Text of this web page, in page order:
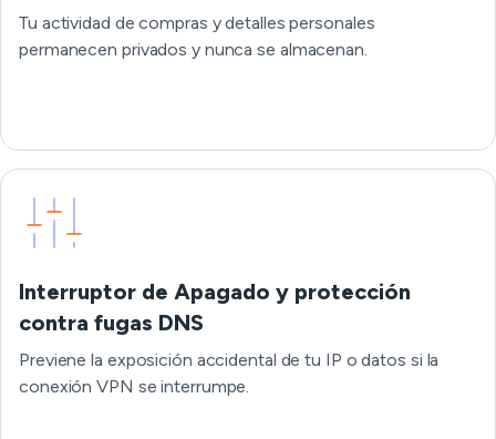
Tu actividad de compras y detalles personales
permanecen privados y nunca se almacenan.
Interruptor de Apagado y protección
contra fugas DNS
Previene la exposición accidental de tu IP o datos si la
conexión VPN se interrumpe.